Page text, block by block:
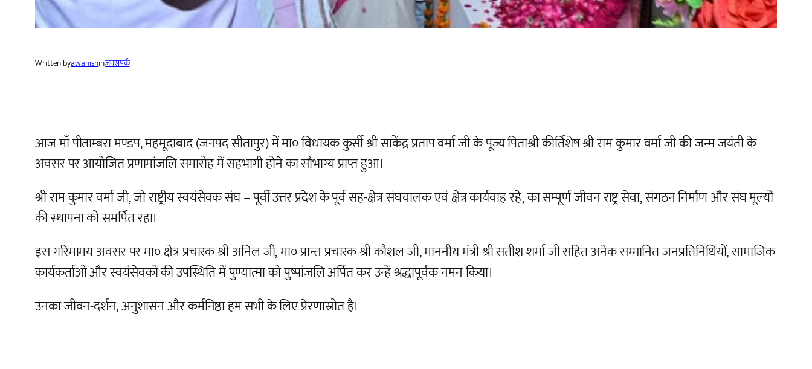
Written byawanishinजनसंपर्क
आज माँ पीताम्बरा मण्डप, महमूदाबाद (जनपद सीतापुर) में मा० विधायक कुर्सी श्री साकेंद्र प्रताप वर्मा जी के पूज्य पिताश्री कीर्तिशेष श्री राम कुमार वर्मा जी की जन्म जयंतीके
अवसर पर आयोजित प्रणामांजलि समारोह में सहभागी होने का सौभाग्य प्राप्त हुआ।
श्री राम कुमार वर्मा जी, जो राष्ट्रीय स्वयंसेवक संघ – पूर्वी उत्तर प्रदेश के पूर्व सह-क्षेत्र संघचालक एवं क्षेत्र कार्यवाह रहे, का सम्पूर्ण जीवन राष्ट्र सेवा, संगठन निर्माण और संघ मूल्यों
की स्थापना को समर्पित रहा।
इस गरिमामय अवसर पर मा० क्षेत्र प्रचारक श्री अनिल जी, मा० प्रान्त प्रचारक श्री कौशल जी, माननीय मंत्री श्री सतीश शर्मा जी सहित अनेक सम्मानित जनप्रतिनिधियों, सामाजिक
कार्यकर्ताओं और स्वयंसेवकों की उपस्थिति में पुण्यात्मा को पुष्पांजलि अर्पित कर उन्हें श्रद्धापूर्वक नमन किया।
उनका जीवन-दर्शन, अनुशासन और कर्मनिष्ठा हम सभी के लिए प्रेरणास्रोत है।